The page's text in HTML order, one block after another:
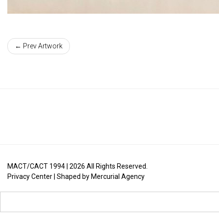
← Prev Artwork
MACT/CACT 1994 | 2026 All Rights Reserved.
Privacy Center| Shaped byMercurial Agency